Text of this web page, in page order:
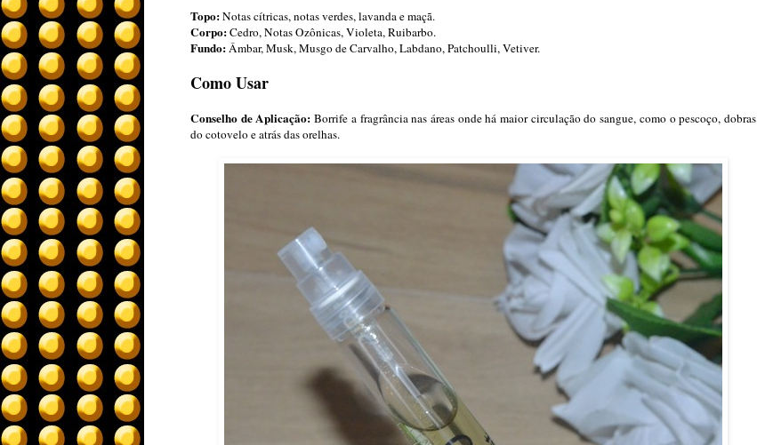
Topo:Notas cítricas, notas verdes, lavanda e maçã.
Corpo:Cedro, Notas Ozônicas, Violeta, Ruibarbo.
Fundo:Âmbar, Musk, Musgo de Carvalho, Labdano, Patchoulli, Vetiver.
Como Usar
Conselho de Aplicação: Borrife a fragrância nas áreas onde há maior circulação do sangue, como o pescoço, dobras
do cotovelo e atrás das orelhas.